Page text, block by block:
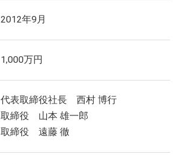
2012年9月
1,000万円
代表取締役社長 西村 博行
取締役 山本 雄一郎
取締役 遠藤 徹